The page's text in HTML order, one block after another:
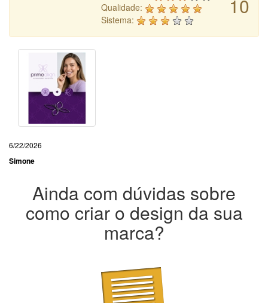
10
Qualidade:
Sistema:
6/22/2026
Simone
Ainda com dúvidas sobre
como criar o design da sua
marca?